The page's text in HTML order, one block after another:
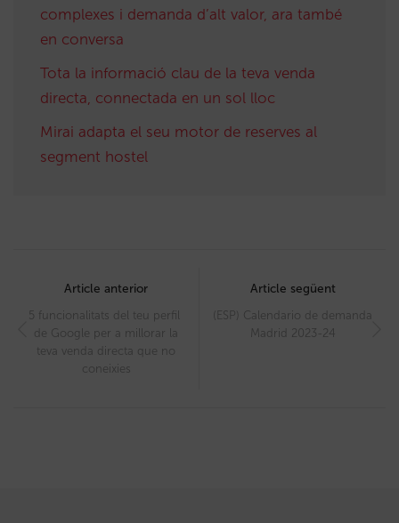
complexes i demanda d’alt valor, ara també
en conversa
Tota la informació clau de la teva venda
directa, connectada en un sol lloc
Mirai adapta el seu motor de reserves al
segment hostel
navigation
Article anterior
5 funcionalitats del teu perfil
de Google per a millorar la
teva venda directa que no
coneixies
Article següent
(ESP) Calendario de demanda
Madrid 2023-24